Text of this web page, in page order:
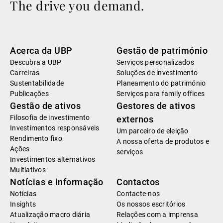
The drive you demand.
Acerca da UBP
Descubra a UBP
Carreiras
Sustentabilidade
Publicações
Gestão de património
Serviços personalizados
Soluções de investimento
Planeamento do património
Serviços para family offices
Gestão de ativos
Filosofia de investimento
Investimentos responsáveis
Rendimento fixo
Ações
Investimentos alternativos
Multiativos
Gestores de ativos
externos
Um parceiro de eleição
A nossa oferta de produtos e
serviços
Notícias e informação
Notícias
Insights
Atualização macro diária
Contactos
Contacte-nos
Os nossos escritórios
Relações com a imprensa